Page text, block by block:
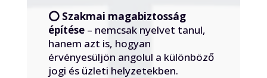
⭕️ Szakmai magabiztosság
építése– nemcsak nyelvet tanul,
hanem azt is, hogyan
érvényesüljön angolul a különböző
jogi és üzleti helyzetekben.